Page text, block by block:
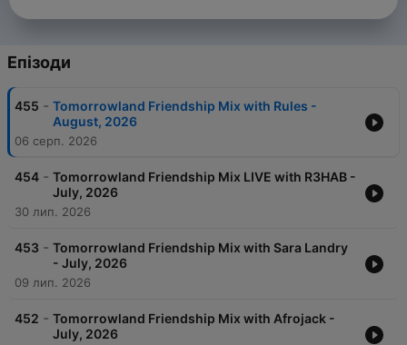
Епізоди
455 - Tomorrowland Friendship Mix with Rules -
August, 2026
06 серп. 2026
454 - Tomorrowland Friendship Mix LIVE with R3HAB -
July, 2026
30 лип. 2026
453 - Tomorrowland Friendship Mix with Sara Landry
- July, 2026
09 лип. 2026
452 - Tomorrowland Friendship Mix with Afrojack -
July, 2026